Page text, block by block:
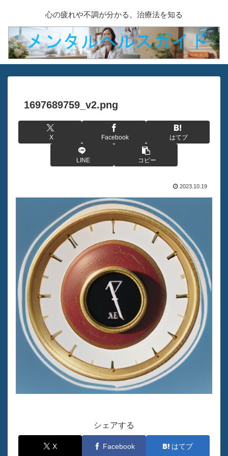
心の疲れや不調が分かる。治療法を知る
1697689759_v2.png
X Facebook はてブ
LINE コピー
2023.10.19
シェアする
X Facebook はてブ